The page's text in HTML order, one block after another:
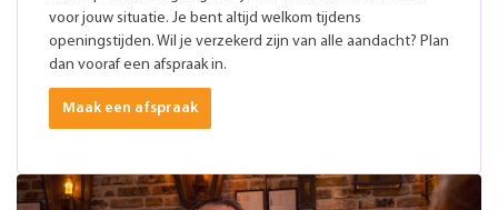
voor jouw situatie. Je bent altijd welkom tijdens
openingstijden. Wil je verzekerd zijn van alle aandacht? Plan
dan vooraf een afspraak in.
Maak een afspraak